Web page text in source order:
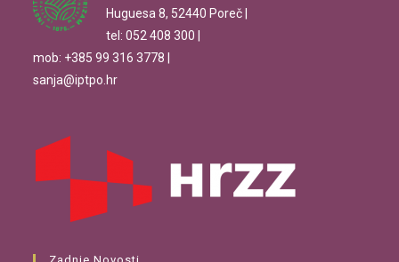
Huguesa 8, 52440 Poreč |
tel: 052 408 300 |
mob: +385 99 316 3778 |
sanja@iptpo.hr